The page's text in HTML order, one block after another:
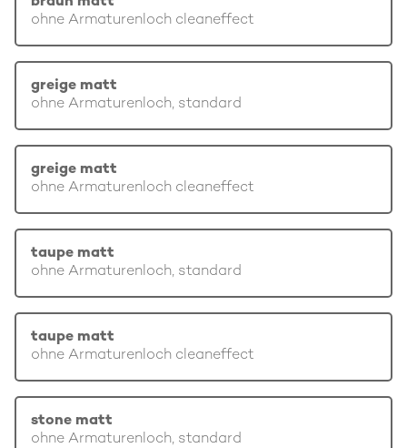
ohne Armaturenloch cleaneffect
greige matt
ohne Armaturenloch, standard
greige matt
ohne Armaturenloch cleaneffect
taupe matt
ohne Armaturenloch, standard
taupe matt
ohne Armaturenloch cleaneffect
stone matt
ohne Armaturenloch, standard